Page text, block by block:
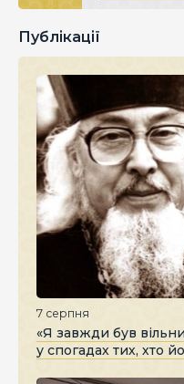
Публікації
7 серпня
«Я завжди був
у спогадах тих, хто